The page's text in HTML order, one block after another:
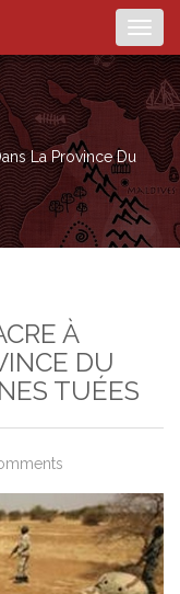
La Province Du
À
DU
TUÉES